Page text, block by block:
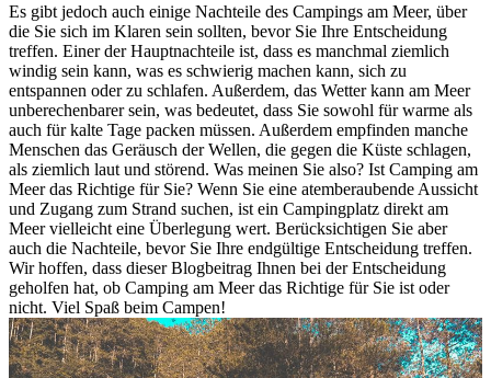
Es gibt jedoch auch einige Nachteile des Campings am Meer, über
die Sie sich im Klaren sein sollten, bevor Sie Ihre Entscheidung
treffen. Einer der Hauptnachteile ist, dass es manchmal ziemlich
windig sein kann, was es schwierig machen kann, sich zu
entspannen oder zu schlafen. Außerdem, das Wetter kann am Meer
unberechenbarer sein, was bedeutet, dass Sie sowohl für warme als
auch für kalte Tage packen müssen. Außerdem empfinden manche
Menschen das Geräusch der Wellen, die gegen die Küste schlagen,
als ziemlich laut und störend. Was meinen Sie also? Ist Camping am
Meer das Richtige für Sie? Wenn Sie eine atemberaubende Aussicht
und Zugang zum Strand suchen, ist ein Campingplatz direkt am
Meer vielleicht eine Überlegung wert. Berücksichtigen Sie aber
auch die Nachteile, bevor Sie Ihre endgültige Entscheidung treffen.
Wir hoffen, dass dieser Blogbeitrag Ihnen bei der Entscheidung
geholfen hat, ob Camping am Meer das Richtige für Sie ist oder
nicht. Viel Spaß beim Campen!